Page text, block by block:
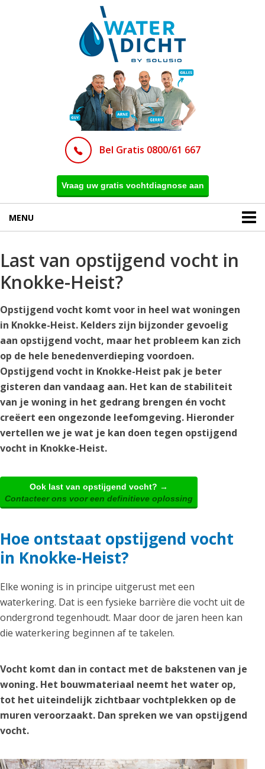
Bel Gratis 0800/61 667
Vraag uw gratis vochtdiagnose aan
MENU
Last van opstijgend vocht in
Knokke-Heist?
Opstijgend vocht komt voor in heel wat woningen
in Knokke-Heist. Kelders zijn bijzonder gevoelig
aan opstijgend vocht, maar het probleem kan zich
op de hele benedenverdieping voordoen.
Opstijgend vocht in Knokke-Heist pak je beter
gisteren dan vandaag aan. Het kan de stabiliteit
van je woning in het gedrang brengen én vocht
creëert een ongezonde leefomgeving. Hieronder
vertellen we je wat je kan doen tegen opstijgend
vocht in Knokke-Heist.
Ook last van opstijgend vocht? →
Contacteer ons voor een definitieve oplossing
Hoe ontstaat opstijgend vocht
in Knokke-Heist?
Elke woning is in principe uitgerust met een
waterkering. Dat is een fysieke barrière die vocht uit de
ondergrond tegenhoudt. Maar door de jaren heen kan
die waterkering beginnen af te takelen.
Vocht komt dan in contact met de bakstenen van je
woning. Het bouwmateriaal neemt het water op,
tot het uiteindelijk zichtbaar vochtplekken op de
muren veroorzaakt. Dan spreken we van opstijgend
vocht.